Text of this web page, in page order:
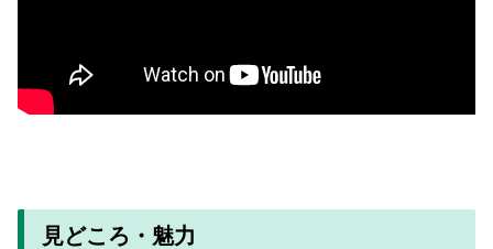
見どころ・魅力